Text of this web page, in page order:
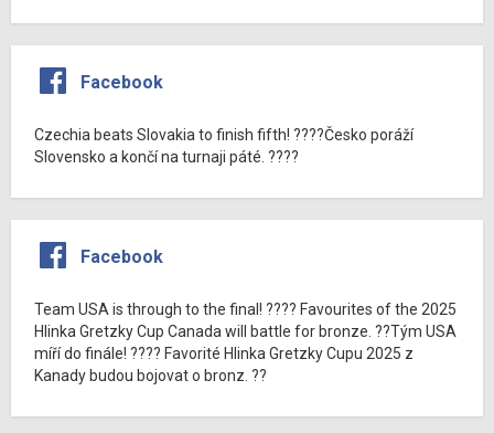
Facebook
Czechia beats Slovakia to finish fifth! ????Česko poráží
Slovensko a končí na turnaji páté. ????
Facebook
Team USA is through to the final! ???? Favourites of the 2025
Hlinka Gretzky Cup Canada will battle for bronze. ??Tým USA
míří do finále! ???? Favorité Hlinka Gretzky Cupu 2025 z
Kanady budou bojovat o bronz. ??